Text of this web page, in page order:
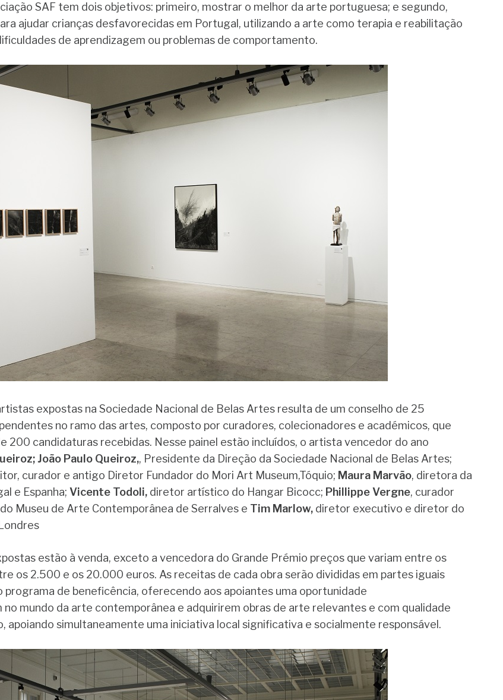
SAF tem dois objetivos: primeiro, mostrar o melhor da arte portuguesa; e segundo,
ajudar crianças desfavorecidas em Portugal, utilizando a arte como terapia e reabilitação
de aprendizagem ou problemas de comportamento.
expostas na Sociedade Nacional de Belas Artes resulta de um conselho de 25
no ramo das artes, composto por curadores, colecionadores e académicos, que
200 candidaturas recebidas. Nesse painel estão incluídos, o artista vencedor do ano
João Paulo Queiroz,, Presidente da Direção da Sociedade Nacional de Belas Artes;
curador e antigo Diretor Fundador do Mori Art Museum,Tóquio; Maura Marvão, diretora da
e Espanha; Vicente Todoli, diretor artístico do Hangar Bicocc; Phillippe Vergne, curador
Museu de Arte Contemporânea de Serralves e Tim Marlow, diretor executivo e diretor do
estão à venda, exceto a vencedora do Grande Prémio preços que variam entre os
os 2.500 e os 20.000 euros. As receitas de cada obra serão divididas em partes iguais
programa de beneficência, oferecendo aos apoiantes uma oportunidade
no mundo da arte contemporânea e adquirirem obras de arte relevantes e com qualidade
apoiando simultaneamente uma iniciativa local significativa e socialmente responsável.